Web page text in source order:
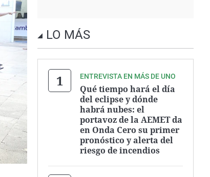
LO MÁS
ENTREVISTA EN MÁS DE UNO
Qué tiempo hará el día
del eclipse y dónde
habrá nubes: el
portavoz de la AEMET da
en Onda Cero su primer
pronóstico y alerta del
riesgo de incendios